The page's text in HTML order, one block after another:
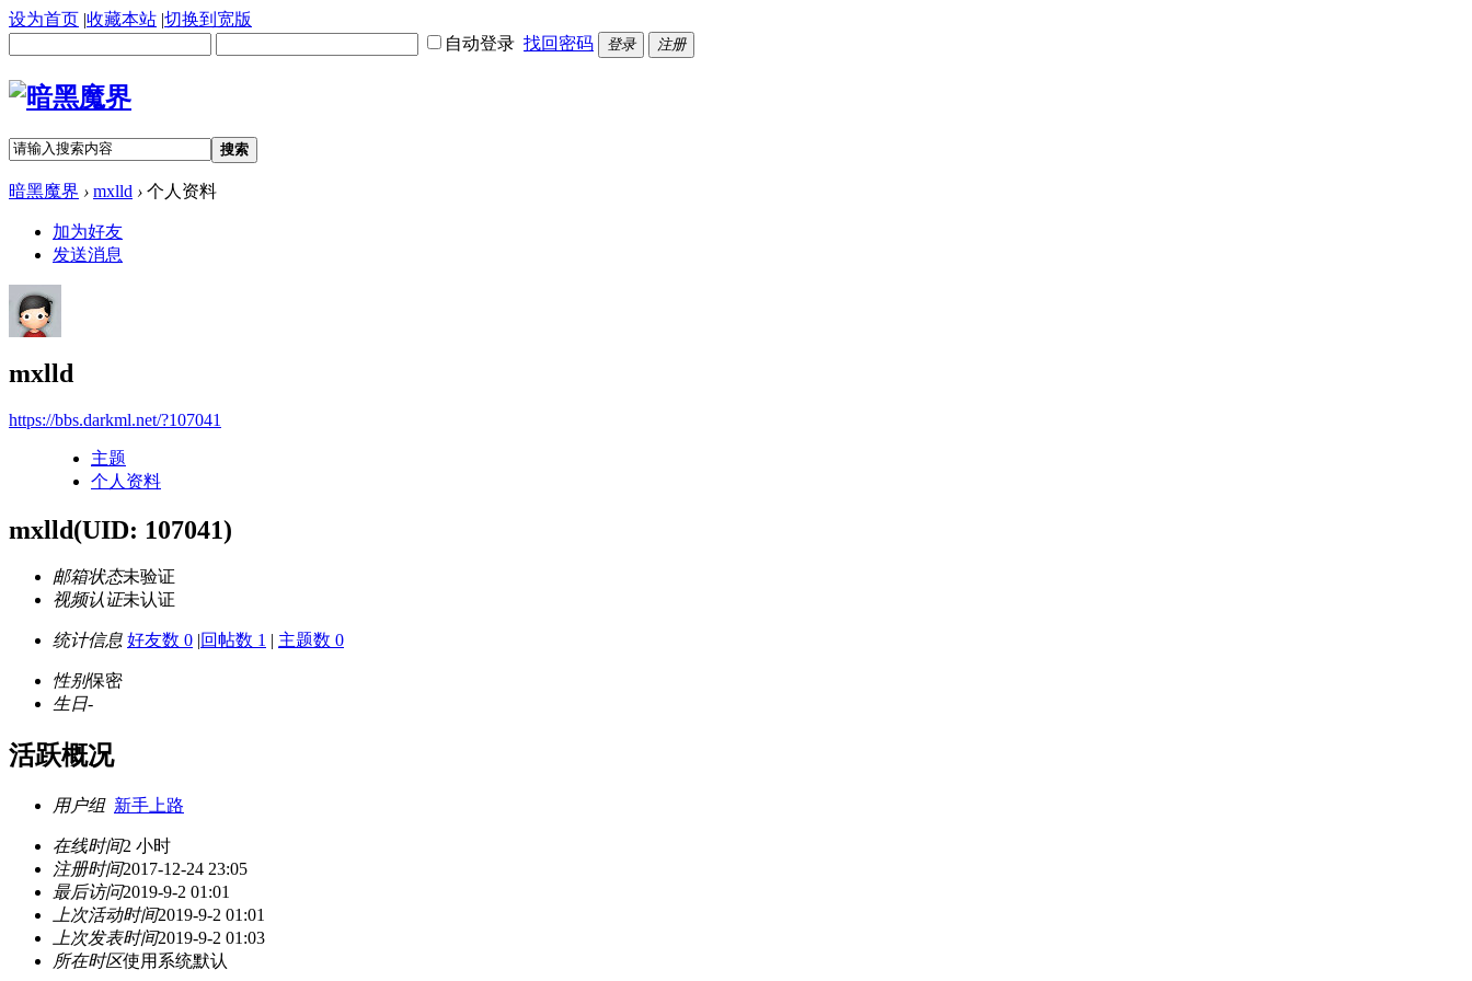
设为首页 |收藏本站 |切换到宽版
自动登录 找回密码 登录 注册
搜索
暗黑魔界 › mxlld › 个人资料
加为好友
发送消息
mxlld
https://bbs.darkml.net/?107041
主题
个人资料
mxlld(UID: 107041)
邮箱状态未验证
视频认证未认证
统计信息 好友数 0 |回帖数 1 | 主题数 0
性别保密
生日-
活跃概况
用户组 新手上路
在线时间2 小时
注册时间2017-12-24 23:05
最后访问2019-9-2 01:01
上次活动时间2019-9-2 01:01
上次发表时间2019-9-2 01:03
所在时区使用系统默认